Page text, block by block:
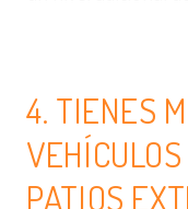
4. TIENES
PATIOS